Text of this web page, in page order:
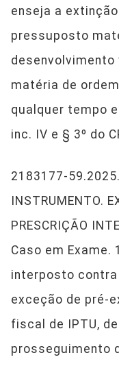
enseja a
pressuposto
desenvolvimento
matéria de
qualquer tempo
inc. IV e § 3º do
2183177-
INSTRUMENTO.
PRESCRIÇÃO
Caso em Exame.
interposto
exceção de pré-
fiscal de IPTU,
prosseguimento